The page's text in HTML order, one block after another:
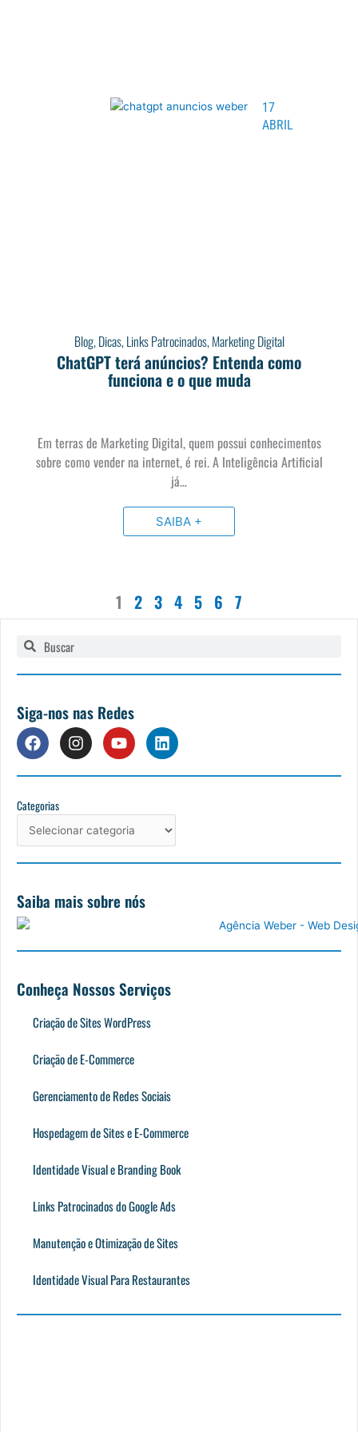
Blog,Dicas,Links Patrocinados,Marketing Digital
ChatGPT terá anúncios? Entenda como
funciona e o que muda
17
ABRIL
Em terras de Marketing Digital, quem possui conhecimentos
sobre como vender na internet, é rei. A Inteligência Artificial
já…
SAIBA +
1 2 3 4 5 6 7
Pesquisar
Pesquisar
Siga-nos nas Redes
F
a
e
o
o
k
I
n
t
g
r
a
m
Y
o
t
b
e
L
i
k
d
i
n
Categorias
Categorias
Saiba mais sobre nós
Conheça Nossos Serviços
Criação de Sites WordPress
Criação de E-Commerce
Gerenciamento de Redes Sociais
Hospedagem de Sites e E-Commerce
Identidade Visual e Branding Book
Links Patrocinados do Google Ads
Manutenção e Otimização de Sites
Identidade Visual Para Restaurantes